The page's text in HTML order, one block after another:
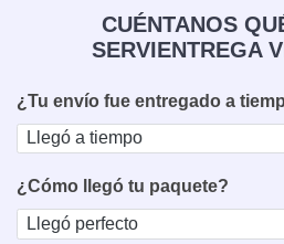
CUÉNTANOS
SERVIENTREGA
¿Tu envío fue entregado a
¿Cómo llegó tu paquete?